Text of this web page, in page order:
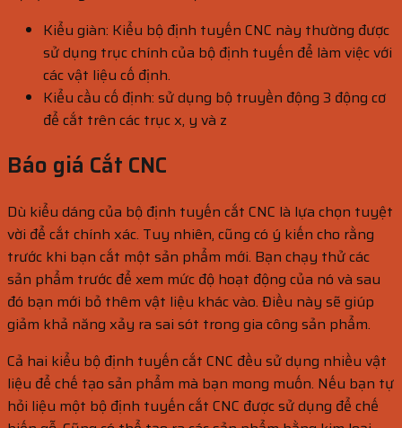
Kiểu giàn: Kiểu bộ định tuyến CNC này thường được
sử dụng trục chính của bộ định tuyến để làm việc với
các vật liệu cố định.
Kiểu cầu cố định: sử dụng bộ truyền động 3 động cơ
để cắt trên các trục x, y và z
Báo giá Cắt CNC
Dù kiểu dáng của bộ định tuyến cắt CNC là lựa chọn tuyệt
vời để cắt chính xác. Tuy nhiên, cũng có ý kiến ​​cho rằng
trước khi bạn cắt một sản phẩm mới. Bạn chạy thử các
sản phẩm trước để xem mức độ hoạt động của nó và sau
đó bạn mới bỏ thêm vật liệu khác vào. Điều này sẽ giúp
giảm khả năng xảy ra sai sót trong gia công sản phẩm.
Cả hai kiểu bộ định tuyến cắt CNC đều sử dụng nhiều vật
liệu để chế tạo sản phẩm mà bạn mong muốn. Nếu bạn tự
hỏi liệu một bộ định tuyến cắt CNC được sử dụng để chế